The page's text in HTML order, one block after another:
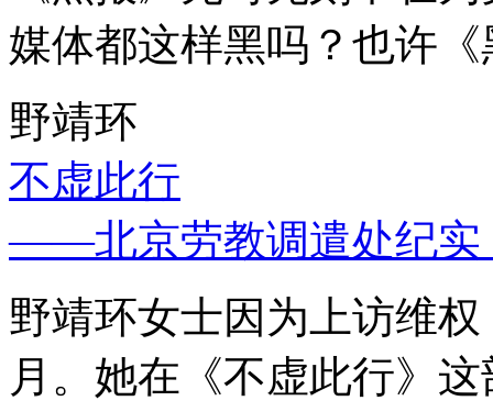
媒体都这样黑吗？也许
野靖环
不虚此行
——北京劳教调遣处纪实
野靖环女士因为上访维
月。她在《不虚此行》